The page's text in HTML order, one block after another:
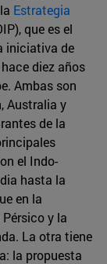
Estrategia
que es el
iniciativa de
diez años
Ambas son
Australia y
de la
el Indo-
hasta la
en la
y la
La otra tiene
la propuesta